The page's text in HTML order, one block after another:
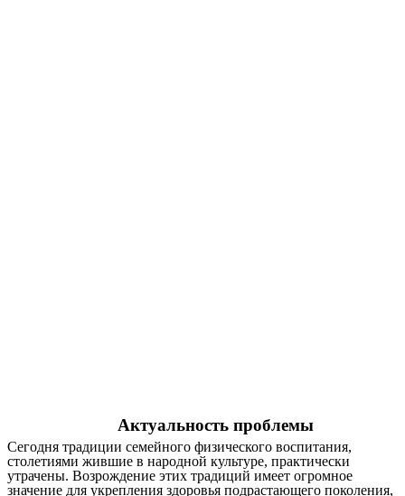
Актуальность проблемы
Сегодня традиции семейного физического воспитания,
столетиями жившие в народной культуре, практически
утрачены. Возрождение этих традиций имеет огромное
значение для укрепления здоровья подрастающего поколения,